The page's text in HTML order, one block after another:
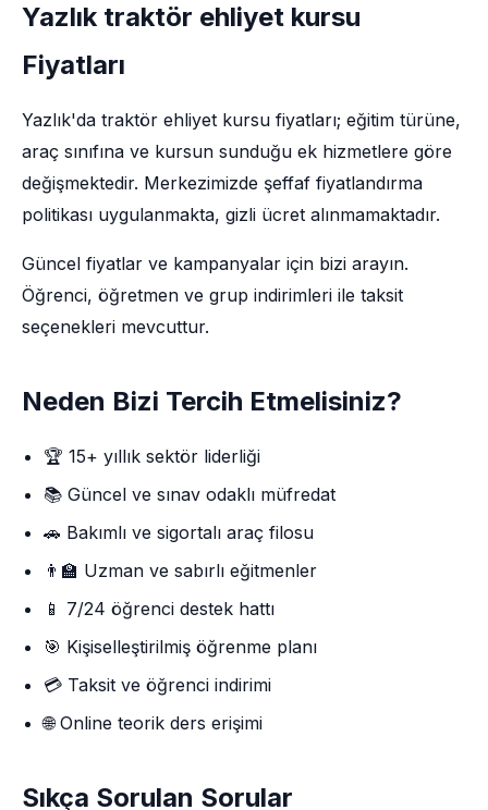
Yazlık traktör ehliyet kursu
Fiyatları
Yazlık'da traktör ehliyet kursu fiyatları; eğitim türüne,
araç sınıfına ve kursun sunduğu ek hizmetlere göre
değişmektedir. Merkezimizde şeffaf fiyatlandırma
politikası uygulanmakta, gizli ücret alınmamaktadır.
Güncel fiyatlar ve kampanyalar için bizi arayın.
Öğrenci, öğretmen ve grup indirimleri ile taksit
seçenekleri mevcuttur.
Neden Bizi Tercih Etmelisiniz?
🏆 15+ yıllık sektör liderliği
📚 Güncel ve sınav odaklı müfredat
🚗 Bakımlı ve sigortalı araç filosu
👨‍🏫 Uzman ve sabırlı eğitmenler
📱 7/24 öğrenci destek hattı
🎯 Kişiselleştirilmiş öğrenme planı
💳 Taksit ve öğrenci indirimi
🌐 Online teorik ders erişimi
Sıkça Sorulan Sorular